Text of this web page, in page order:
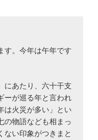
す。今年は午年です
にあたり、六十干支
ーが巡る年と言われ
は火災が多い」とい
の物語なども相まっ
ない印象がつきまと